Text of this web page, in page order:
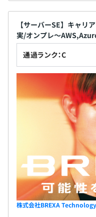
ITエンジニアリング事
ス課
・所属人数：約350人
・20代～60代まで幅広
す。
・開発のみではなくイ
幅広い知見が得られま
・チームで参画できる
入り設計～構築をメイ
ポジションです。
【サーバーSE】キャリ
実/オンプレ～
通過ランク：C
株式会社BREXA